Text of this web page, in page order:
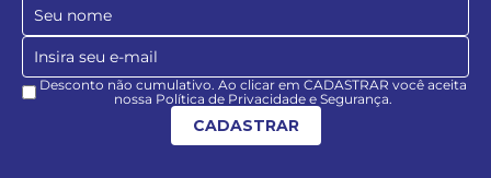
Desconto não cumulativo. Ao clicar em CADASTRAR você aceita
nossa Política de Privacidade e Segurança.
CADASTRAR